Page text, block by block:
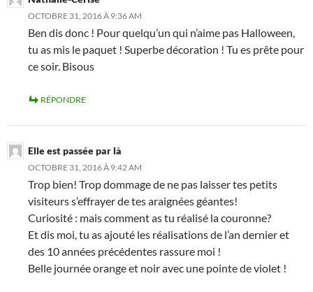
OCTOBRE 31, 2016 À 9:36 AM
Ben dis donc ! Pour quelqu’un qui n’aime pas Halloween,
tu as mis le paquet ! Superbe décoration ! Tu es prête pour
ce soir. Bisous
RÉPONDRE
Elle est passée par là
OCTOBRE 31, 2016 À 9:42 AM
Trop bien! Trop dommage de ne pas laisser tes petits
visiteurs s’effrayer de tes araignées géantes!
Curiosité : mais comment as tu réalisé la couronne?
Et dis moi, tu as ajouté les réalisations de l’an dernier et
des 10 années précédentes rassure moi !
Belle journée orange et noir avec une pointe de violet !